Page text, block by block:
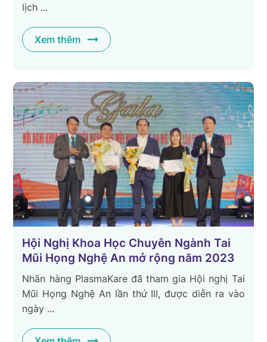
lịch ...
Xem thêm
Hội Nghị Khoa Học Chuyên Ngành Tai
Mũi Họng Nghệ An mở rộng năm 2023
Nhãn hàng PlasmaKare đã tham gia Hội nghị Tai
Mũi Họng Nghệ An lần thứ III, được diễn ra vào
ngày ...